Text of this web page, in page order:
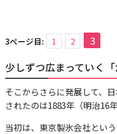
3ページ目: 1 2 3
少しずつ広まっていく「
そこからさらに発展して、
されたのは1883年（明治16
当初は、東京製氷会社とい